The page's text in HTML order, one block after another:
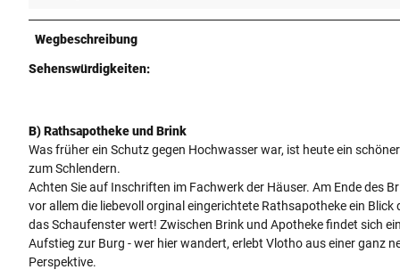
Wegbeschreibung
Sehenswürdigkeiten:
B) Rathsapotheke und Brink
Was früher ein Schutz gegen Hochwasser war, ist heute ein
zum Schlendern.
Achten Sie auf Inschriften im Fachwerk der Häuser. Am Ende des
vor allem die liebevoll orginal eingerichtete Rathsapotheke ein Blick
das Schaufenster wert! Zwischen Brink und Apotheke findet sich
Aufstieg zur Burg - wer hier wandert, erlebt Vlotho aus einer ganz
Perspektive.